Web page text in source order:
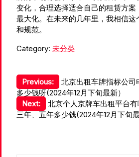
变化，合理选择适合自己的租赁方案
最大化。在未来的几年里，我相信
和规范。
Category: 未分类
文
章
导
Previous:
北京出租车牌指标公
多少钱呀(2024年12月下旬最新）
Next:
北京个人京牌车出租平台
三年、五年多少钱(2024年12月下旬最